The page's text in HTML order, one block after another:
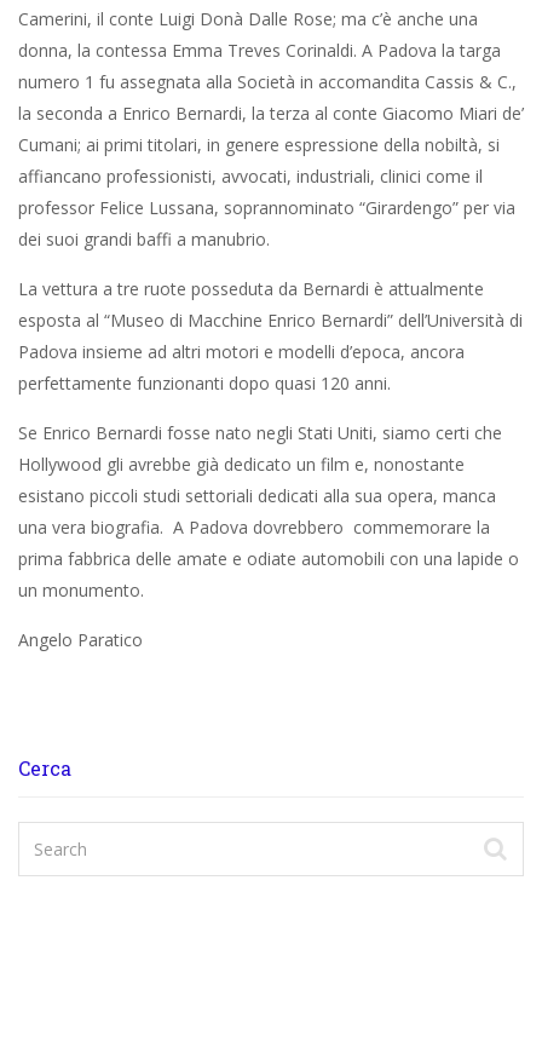
Camerini, il conte Luigi Donà Dalle Rose; ma c’è anche una
donna, la contessa Emma Treves Corinaldi. A Padova la targa
numero 1 fu assegnata alla Società in accomandita Cassis & C.,
la seconda a Enrico Bernardi, la terza al conte Giacomo Miari de’
Cumani; ai primi titolari, in genere espressione della nobiltà, si
affiancano professionisti, avvocati, industriali, clinici come il
professor Felice Lussana, soprannominato “Girardengo” per via
dei suoi grandi baffi a manubrio.
La vettura a tre ruote posseduta da Bernardi è attualmente
esposta al “Museo di Macchine Enrico Bernardi” dell’Università di
Padova insieme ad altri motori e modelli d’epoca, ancora
perfettamente funzionanti dopo quasi 120 anni.
Se Enrico Bernardi fosse nato negli Stati Uniti, siamo certi che
Hollywood gli avrebbe già dedicato un film e, nonostante
esistano piccoli studi settoriali dedicati alla sua opera, manca
una vera biografia. A Padova dovrebbero commemorare la
prima fabbrica delle amate e odiate automobili con una lapide o
un monumento.
Angelo Paratico
Cerca